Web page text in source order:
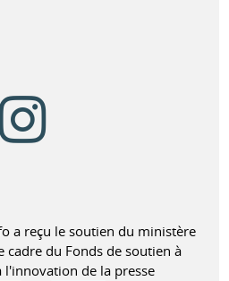
a reçu le soutien du ministère
cadre du Fonds de soutien à
l'innovation de la presse